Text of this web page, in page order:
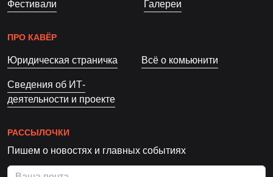
Фестивали Галереи
ПРО КАВЁР
Юридическая страничка Всё о комьюнити
Сведения об ИТ-
деятельности и проекте
РАССЫЛОЧКИ
Пишем о новостях и главных событиях